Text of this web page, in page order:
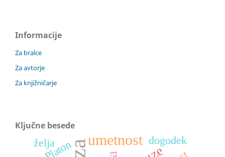
Informacije
Za bralce
Za avtorje
Za knjižničarje
Ključne besede
umetnost
Platon
želja dogodek